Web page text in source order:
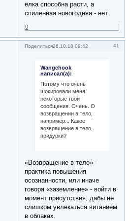
ёлка способна расти, а
спиленная новогодняя - нет.
0
Поделиться 41
26.10.18 09:42
Wangchook
написал(а):
Потому что очень
шокировали меня
некоторые твои
сообщения. Очень. О
возвращении в тело,
например... Какое
возвращение в тело,
придурки?
«Возвращение в тело» -
практика повышения
осознанности, или иначе
говоря «заземление» - войти в
момент присутствия, дабы не
слишком увлекаться витанием
в облаках.